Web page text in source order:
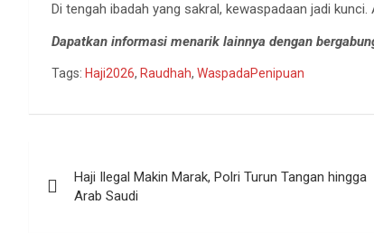
Di tengah ibadah yang sakral, kewaspadaan jadi
Dapatkan informasi menarik lainnya dengan
Tags: Haji2026, Raudhah, WaspadaPenipuan
pos
Haji Ilegal Makin Marak, Polri Turun Tangan hingga
Arab Saudi